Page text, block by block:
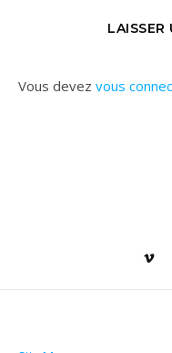
LAISSER
Vous devez vous